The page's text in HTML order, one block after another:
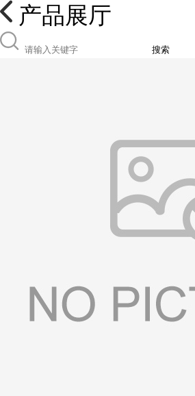
产品展厅
搜索